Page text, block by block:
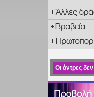
Οι άντρες